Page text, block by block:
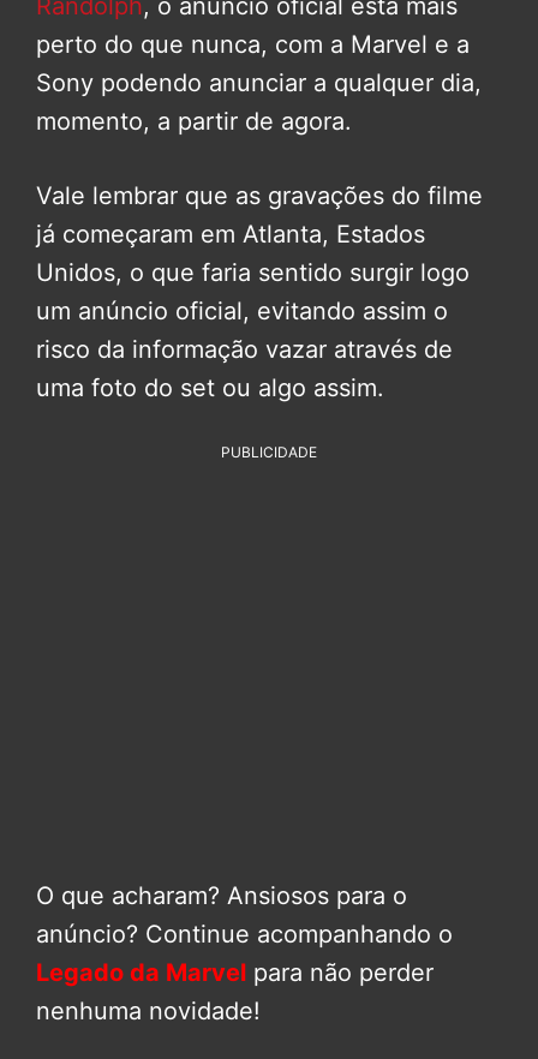
Randolph, o anúncio oficial está mais
perto do que nunca, com a Marvel e a
Sony podendo anunciar a qualquer dia,
momento, a partir de agora.
Vale lembrar que as gravações do filme
já começaram em Atlanta, Estados
Unidos, o que faria sentido surgir logo
um anúncio oficial, evitando assim o
risco da informação vazar através de
uma foto do set ou algo assim.
PUBLICIDADE
O que acharam? Ansiosos para o
anúncio? Continue acompanhando o
Legado da Marvel para não perder
nenhuma novidade!